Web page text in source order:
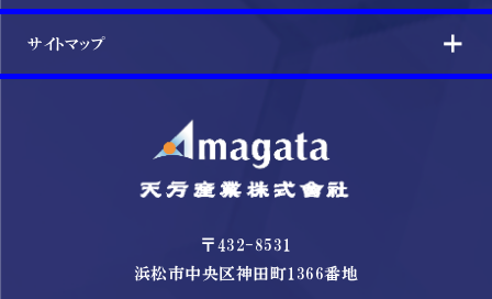
サイトマップ
〒432-8531
浜松市中央区神田町1366番地